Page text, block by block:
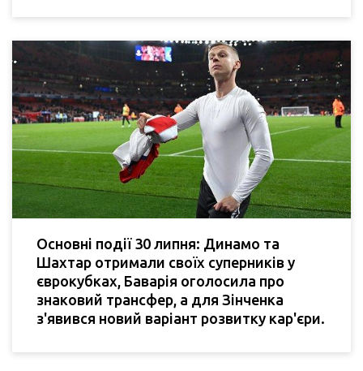
Основні події 30 липня: Динамо та
Шахтар отримали своїх суперників у
єврокубках, Баварія оголосила про
знаковий трансфер, а для Зінченка
з'явився новий варіант розвитку кар'єри.